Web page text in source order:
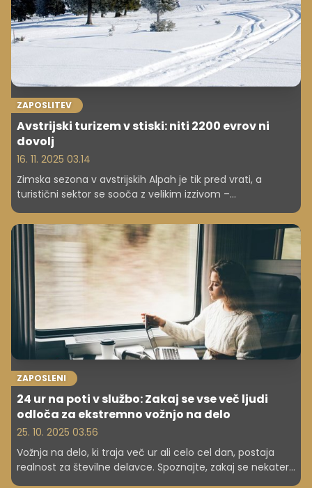
ZAPOSLITEV
Avstrijski turizem v stiski: niti 2200 evrov ni
dovolj
16. 11. 2025 03.14
Zimska sezona v avstrijskih Alpah je tik pred vrati, a
turistični sektor se sooča z velikim izzivom –
ter kuharje, vendar zanimanja med domačimi kandidati
skoraj ni.
ZAPOSLENI
24 ur na poti v službo: Zakaj se vse več ljudi
odloča za ekstremno vožnjo na delo
25. 10. 2025 03.56
Vožnja na delo, ki traja več ur ali celo cel dan, postaja
realnost za številne delavce. Spoznajte, zakaj se nekateri